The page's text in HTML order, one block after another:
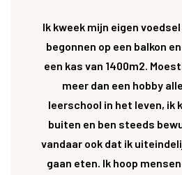
Ik kweek mijn eigen
begonnen op een balkon
een kas van 1400m2.
meer dan een hobby
leerschool in het leven, ik
buiten en ben steeds
vandaar ook dat ik
gaan eten. Ik hoop